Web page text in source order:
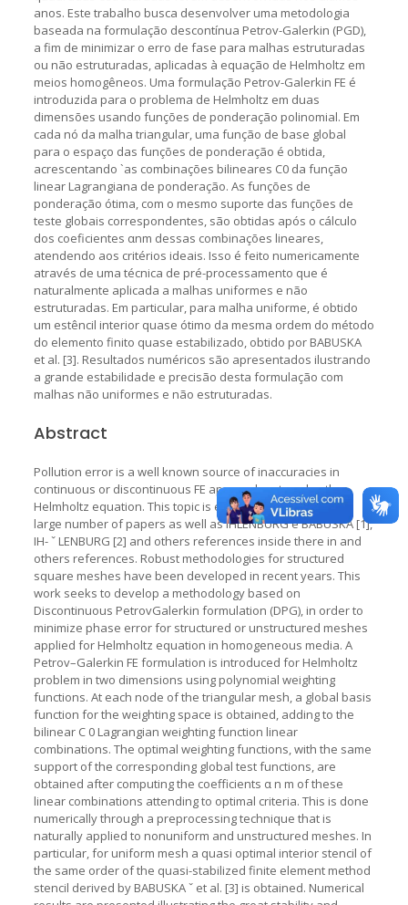
anos. Este trabalho busca desenvolver uma metodologia
baseada na formulação descontínua Petrov-Galerkin (PGD),
a fim de minimizar o erro de fase para malhas estruturadas
ou não estruturadas, aplicadas à equação de Helmholtz em
meios homogêneos. Uma formulação Petrov-Galerkin FE é
introduzida para o problema de Helmholtz em duas
dimensões usando funções de ponderação polinomial. Em
cada nó da malha triangular, uma função de base global
para o espaço das funções de ponderação é obtida,
acrescentando `as combinações bilineares C0 da função
linear Lagrangiana de ponderação. As funções de
ponderação ótima, com o mesmo suporte das funções de
teste globais correspondentes, são obtidas após o cálculo
dos coeficientes αnm dessas combinações lineares,
atendendo aos critérios ideais. Isso é feito numericamente
através de uma técnica de pré-processamento que é
naturalmente aplicada a malhas uniformes e não
estruturadas. Em particular, para malha uniforme, é obtido
um estêncil interior quase ótimo da mesma ordem do método
do elemento finito quase estabilizado, obtido por BABUSKA
et al. [3]. Resultados numéricos são apresentados ilustrando
a grande estabilidade e precisão desta formulação com
malhas não uniformes e não estruturadas.
Abstract
Pollution error is a well known source of inaccuracies in
continuous or discontinuous FE approaches to solve the
Helmholtz equation. This topic is exaustivelly studied in a
large number of papers as well as IHLENBURG e BABUSKA [1],
IH- ˇ LENBURG [2] and others references inside there in and
others references. Robust methodologies for structured
square meshes have been developed in recent years. This
work seeks to develop a methodology based on
Discontinuous PetrovGalerkin formulation (DPG), in order to
minimize phase error for structured or unstructured meshes
applied for Helmholtz equation in homogeneous media. A
Petrov–Galerkin FE formulation is introduced for Helmholtz
problem in two dimensions using polynomial weighting
functions. At each node of the triangular mesh, a global basis
function for the weighting space is obtained, adding to the
bilinear C 0 Lagrangian weighting function linear
combinations. The optimal weighting functions, with the same
support of the corresponding global test functions, are
obtained after computing the coefficients α n m of these
linear combinations attending to optimal criteria. This is done
numerically through a preprocessing technique that is
naturally applied to nonuniform and unstructured meshes. In
particular, for uniform mesh a quasi optimal interior stencil of
the same order of the quasi-stabilized finite element method
stencil derived by BABUSKA ˇ et al. [3] is obtained. Numerical